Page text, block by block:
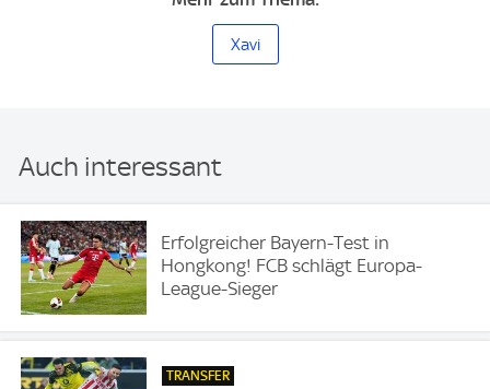
Xavi
Auch interessant
Erfolgreicher Bayern-Test in
Hongkong! FCB schlägt Europa-
League-Sieger
TRANSFER